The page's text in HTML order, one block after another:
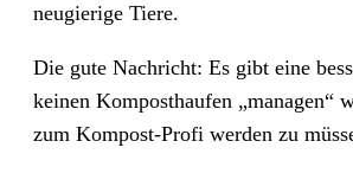
neugierige Tiere.
Die gute Nachricht: Es gibt eine
keinen Komposthaufen „managen“
zum Kompost-Profi werden zu